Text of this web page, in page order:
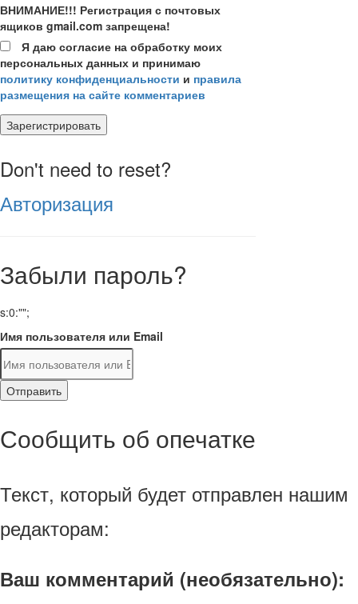
ВНИМАНИЕ!!! Регистрация с почтовых
ящиков gmail.com запрещена!
Я даю согласие на обработку моих
персональных данных и принимаю
политику конфиденциальности и правила
размещения на сайте комментариев
Зарегистрировать
Don't need to reset?
Авторизация
Забыли пароль?
s:0:"";
Имя пользователя или Email
Отправить
Сообщить об опечатке
Текст, который будет отправлен нашим
редакторам:
Ваш комментарий (необязательно):